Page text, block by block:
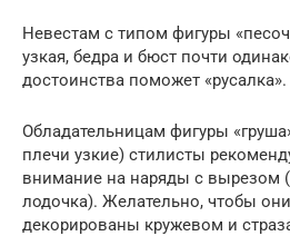
Невестам с типом фигуры
узкая, бедра и бюст почти
достоинства поможет «русалка».
Обладательницам фигуры
плечи узкие) стилисты
внимание на наряды с вырезом
лодочка). Желательно, чтобы
декорированы кружевом и